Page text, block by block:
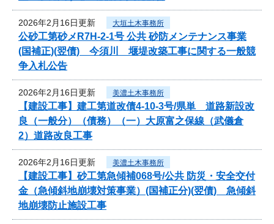
2026年2月16日更新 大垣土木事務所
公砂工第砂メR7H-2-1号 公共 砂防メンテナンス事業
(国補正)(翌債) 今須川 堰堤改築工事に関する一般競
争入札公告
2026年2月16日更新 美濃土木事務所
【建設工事】建工第道改債4-10-3号/県単 道路新設改
良（一般分）（債務）（一）大原富之保線（武儀倉
2）道路改良工事
2026年2月16日更新 美濃土木事務所
【建設工事】砂工第急傾補068号/公共 防災・安全交付
金（急傾斜地崩壊対策事業）(国補正分)(翌債) 急傾斜
地崩壊防止施設工事